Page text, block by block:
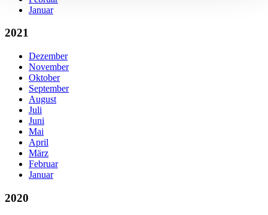
Januar
2021
Dezember
November
Oktober
September
August
Juli
Juni
Mai
April
März
Februar
Januar
2020